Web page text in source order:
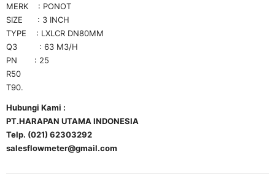
MERK : PONOT
SIZE : 3 INCH
TYPE : LXLCR DN80MM
Q3 : 63 M3/H
PN : 25
R50
T90.
Hubungi Kami :
PT.HARAPAN UTAMA INDONESIA
Telp. (021) 62303292
salesflowmeter@gmail.com